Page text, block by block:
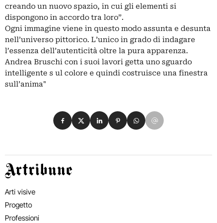
creando un nuovo spazio, in cui gli elementi si
dispongono in accordo tra loro”.
Ogni immagine viene in questo modo assunta e desunta
nell’universo pittorico. L’unico in grado di indagare
l’essenza dell’autenticità oltre la pura apparenza.
Andrea Bruschi con i suoi lavori getta uno sguardo
intelligente s ul colore e quindi costruisce una finestra
sull’anima"
Condividi su Facebook
Condividi su X
Condividi su LinkedIn
Condividi su Pinterest
Condividi su WhatsApp
Condividi su Email
Artribune
Arti visive
Progetto
Professioni